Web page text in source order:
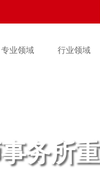
专业领域 行业领域
务所